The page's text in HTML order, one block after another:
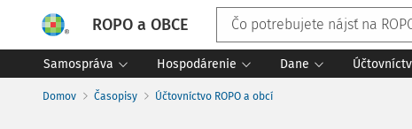
ROPO a OBCE
Samospráva Hospodárenie Dane
Domov Časopisy Účtovníctvo ROPO a obcí